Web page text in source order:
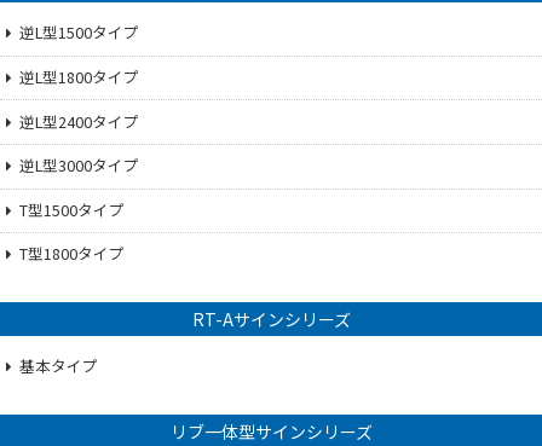
逆L型1500タイプ
逆L型1800タイプ
逆L型2400タイプ
逆L型3000タイプ
T型1500タイプ
T型1800タイプ
RT-Aサインシリーズ
基本タイプ
リブ一体型サインシリーズ